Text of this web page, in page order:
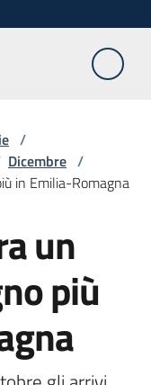
/
Dicembre /
in Emilia-Romagna
un
più